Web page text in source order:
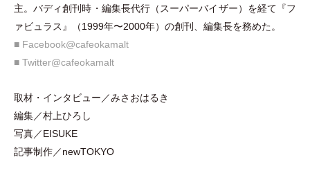
主。バディ創刊時 ・ 編集長代行 （ スーパーバイザー） を経て『フ
ァビュラス』
（1999年〜2000年） の創刊、編集長を務めた。
■ Facebook@cafeokamalt
■ Twitter@cafeokamalt
取材 ・ インタビュー／みさおはるき
編集／村上ひろし
写真／EISUKE
記事制作／newTOKYO